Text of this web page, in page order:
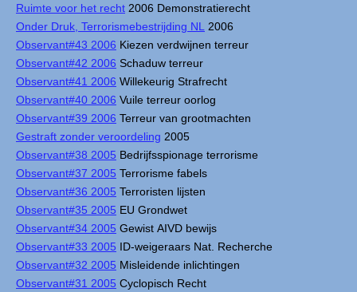
Ruimte voor het recht 2006 Demonstratierecht
Onder Druk, Terrorismebestrijding NL
2006
Observant#43 2006 Kiezen verdwijnen terreur
Observant#42 2006 Schaduw terreur
Observant#41 2006 Willekeurig Strafrecht
Observant#40 2006 Vuile terreur oorlog
Observant#39 2006 Terreur van grootmachten
Gestraft zonder veroordeling 2005
Observant#38 2005 Bedrijfsspionage terrorisme
Observant#37 2005 Terrorisme fabels
Observant#36 2005 Terroristen lijsten
Observant#35 2005 EU Grondwet
Observant#34 2005 Gewist AIVD bewijs
Observant#33 2005 ID-weigeraars Nat. Recherche
Observant#32 2005 Misleidende inlichtingen
Observant#31 2005 Cyclopisch Recht